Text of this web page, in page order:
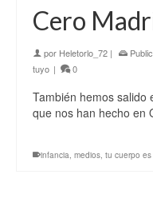
Cero
por Heletorlo_72 |
tuyo | 0
También hemos salido
que nos han hecho en
infancia, medios, tu cuerpo es